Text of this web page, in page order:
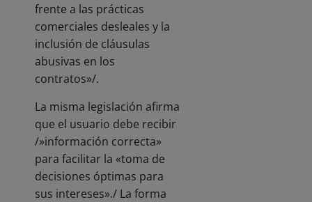
frente a las prácticas
comerciales desleales y la
inclusión de cláusulas
abusivas en los
contratos»/.
La misma legislación afirma
que el usuario debe recibir
/»información correcta»
para facilitar la «toma de
decisiones óptimas para
sus intereses»./ La forma